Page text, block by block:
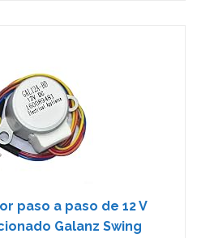
paso a paso de 12 V
Galanz Swing